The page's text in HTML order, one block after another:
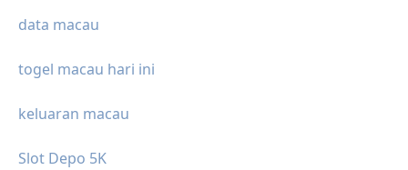
data macau
togel macau hari ini
keluaran macau
Slot Depo 5K